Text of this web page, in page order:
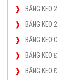
BĂNG KEO
BĂNG KEO
BĂNG KEO
BĂNG KEO
BĂNG KEO